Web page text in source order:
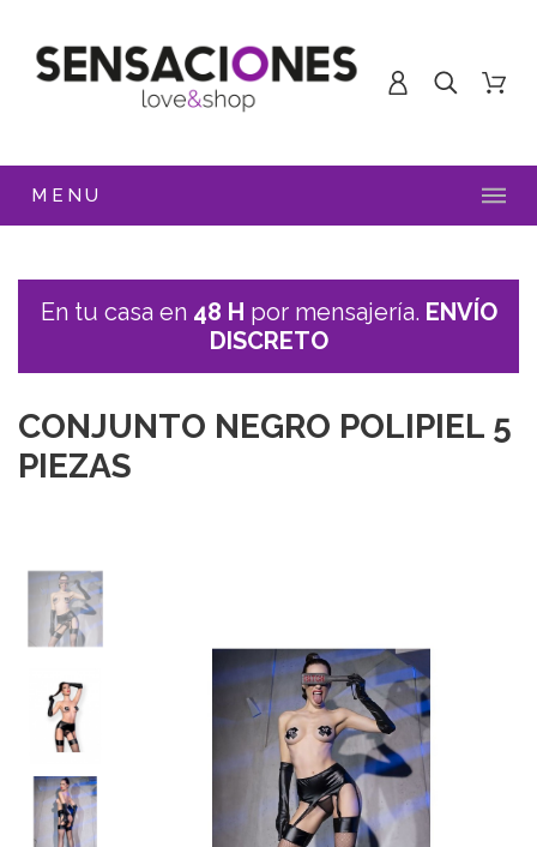
MENU
En tu casa en 48 H por mensajería. ENVÍO
DISCRETO
CONJUNTO NEGRO POLIPIEL 5
PIEZAS